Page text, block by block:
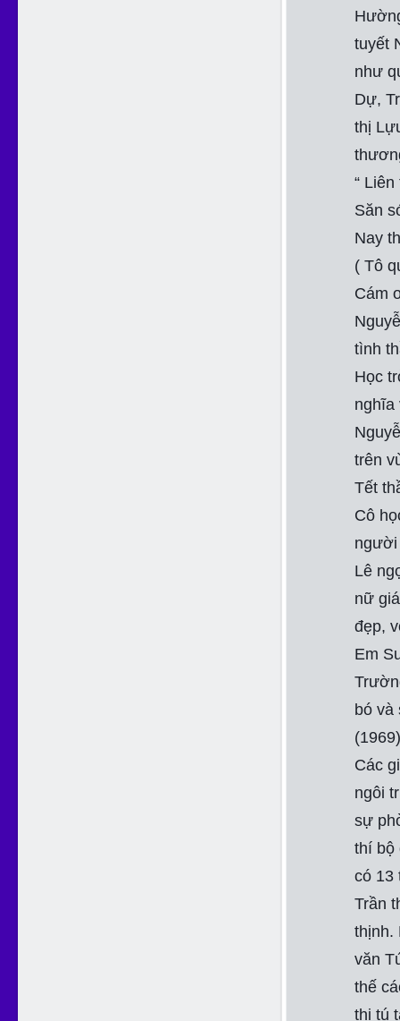
tuyết
như
Dự,
thị
“
Săn
Nay
( Tô
Cám
tình
Học
nghĩa
trên
Tết
Cô
người
Lê
nữ
đẹp,
Em
bó và
Các
ngôi
sự
thí bộ
có 13
Trần
thịnh.
văn
thế
thi tú